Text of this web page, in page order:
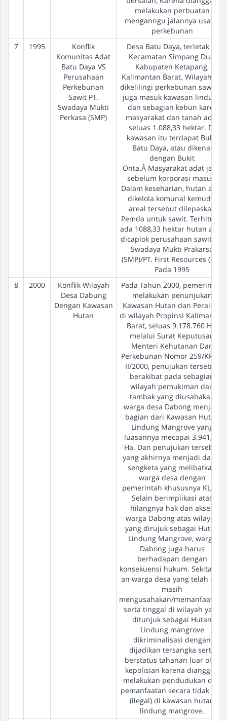
melakukan perbuatan
menganngu jalannya usaha
perkebunan
7
1995
Konflik
Komunitas Adat
Batu Daya VS
Perusahaan
Perkebunan
Sawit PT.
Swadaya Mukti
Perkasa (SMP)
Desa Batu Daya, terletak di
Kecamatan Simpang Dua,
Kabupaten Ketapang,
Kalimantan Barat. Wilayah ini
dikelilingi perkebunan sawit.Ia
juga masuk kawasan lindung
dan sebagian kebun karet
masyarakat dan tanah adat
seluas 1.088,33 hektar. Di
kawasan itu terdapat Bukit
Batu Daya, atau dikenal
dengan Bukit
Onta.Â Masyarakat adat jauh
sebelum korporasi masuk.
Dalam keseharian, hutan adat
dikelola komunal kemudia
areal tersebut dilepaskan
Pemda untuk sawit. Terhitung
ada 1088,33 hektar hutan adat
dicaplok perusahaan sawit PT.
Swadaya Mukti Prakarsa
(SMP)/PT. First Resources (FR).
Pada 1995
8
2000
Konflik Wilayah
Desa Dabung
Dengan Kawasan
Hutan
Pada Tahun 2000, pemerintah
melakukan penunjukan
Kawasan Hutan dan Perairan
di wilayah Propinsi Kalimantan
Barat, seluas 9.178.760 Ha,
melalui Surat Keputusan
Menteri Kehutanan Dan
Perkebunan Nomor 259/KPTS-
II/2000, penujukan tersebut
berakibat pada sebagian
wilayah pemukiman dan
tambak yang diusahakan
warga desa Dabong menjadi
bagian dari Kawasan Hutan
Lindung Mangrove yang
luasannya mecapai 3.941,42
Ha. Dan penujukan tersebut
yang akhirnya menjadi dasar
sengketa yang melibatkan
warga desa dengan
pemerintah khususnya KLHK.
Selain berimplikasi atas
hilangnya hak dan akses
warga Dabong atas wilayah
yang dirujuk sebagai Hutan
Lindung Mangrove, warga
Dabong juga harus
berhadapan dengan
konsekuensi hukum. Sekitar 50
an warga desa yang telah dan
masih
mengusahakan/memanfaatkan
serta tinggal di wilayah yang
ditunjuk sebagai Hutan
Lindung mangrove
dikriminalisasi dengan
dijadikan tersangka serta
berstatus tahanan luar oleh
kepolisian karena dianggap
melakukan pendudukan dan
pemanfaatan secara tidak sah
(ilegal) di kawasan hutan
lindung mangrove.